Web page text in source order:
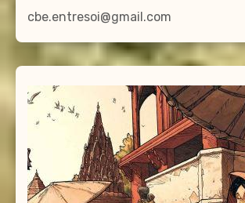
cbe.entresoi@gmail.com